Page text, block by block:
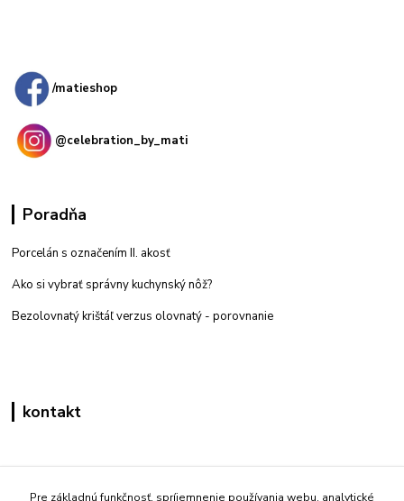
/matieshop
@celebration_by_mati
Poradňa
Porcelán s označením II. akosť
Ako si vybrať správny kuchynský nôž?
Bezolovnatý krištáľ verzus olovnatý - porovnanie
kontakt
+421 908 861 051
Pre základnú funkčnosť, spríjemnenie používania webu, analytické